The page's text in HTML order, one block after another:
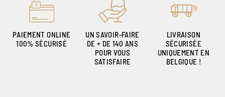
PAIEMENT ONLINE
100% SÉCURISÉ
UN SAVOIR-FAIRE
DE + DE 140 ANS
POUR VOUS
SATISFAIRE
LIVRAISON
SÉCURISÉE
UNIQUEMENT EN
BELGIQUE !